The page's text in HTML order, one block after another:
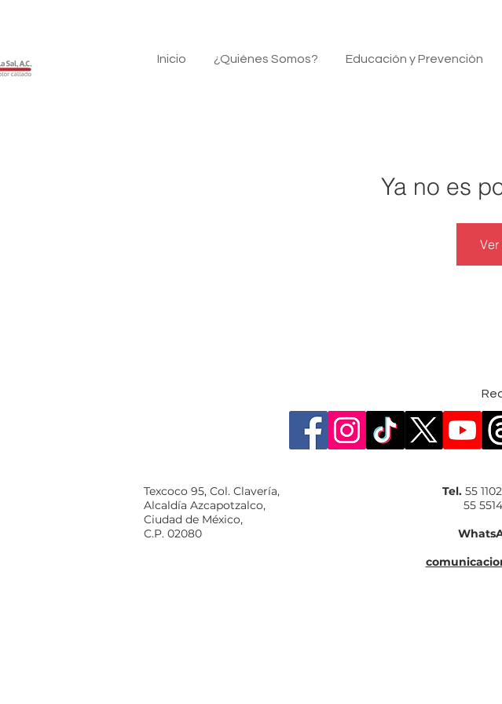
Inicio ¿Quiénes Somos? Educación y Prevención
Ya no es
Ver
Texcoco 95, Col. Clavería,
Alcaldía Azcapotzalco,
Ciudad de México,
C.P. 02080
Tel.55
55 5514